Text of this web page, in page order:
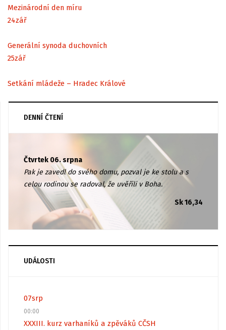
Mezinárodní den míru
24zář
Generální synoda duchovních
25zář
Setkání mládeže – Hradec Králové
DENNÍ ČTENÍ
Čtvrtek 06. srpna
Pak je zavedl do svého domu, pozval je ke stolu a s
celou rodinou se radoval, že uvěřili v Boha.
Sk 16,34
UDÁLOSTI
07srp
00:00
XXXIII. kurz varhaníků a zpěváků CČSH